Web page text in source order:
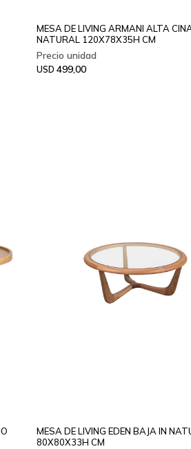
MESA DE LIVING ARMANI ALTA
NATURAL 120X78X35H CM
USD 499,00
MESA DE LIVING EDEN BAJA IN
80X80X33H CM